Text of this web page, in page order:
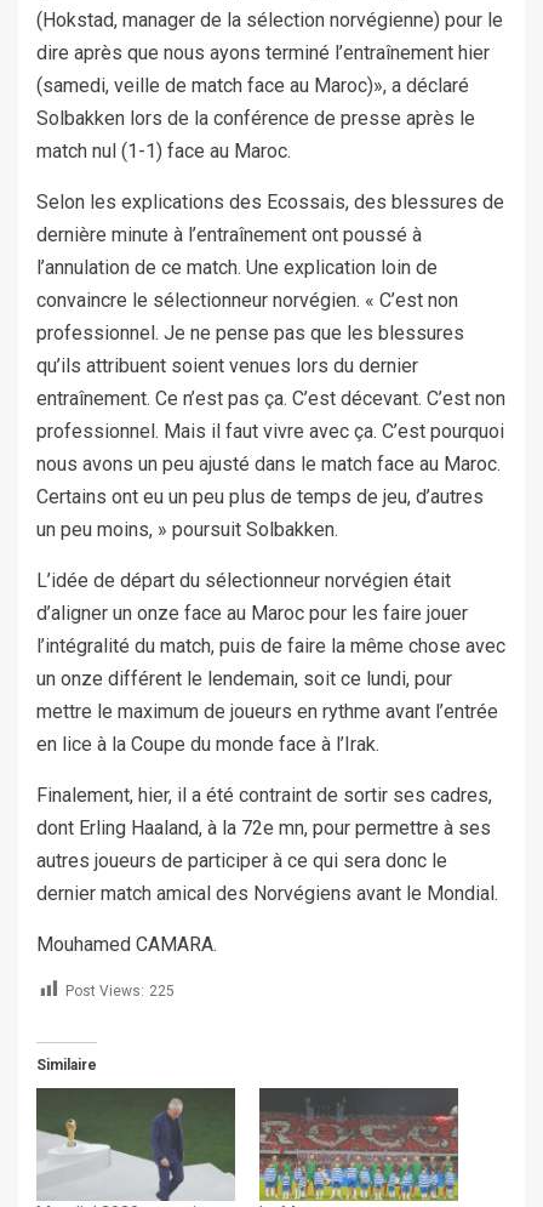
(Hokstad, manager de la sélection norvégienne) pour le
dire après que nous ayons terminé l’entraînement hier
(samedi, veille de match face au Maroc)», a déclaré
Solbakken lors de la conférence de presse après le
match nul (1-1) face au Maroc.
Selon les explications des Ecossais, des blessures de
dernière minute à l’entraînement ont poussé à
l’annulation de ce match. Une explication loin de
convaincre le sélectionneur norvégien. « C’est non
professionnel. Je ne pense pas que les blessures
qu’ils attribuent soient venues lors du dernier
entraînement. Ce n’est pas ça. C’est décevant. C’est non
professionnel. Mais il faut vivre avec ça. C’est pourquoi
nous avons un peu ajusté dans le match face au Maroc.
Certains ont eu un peu plus de temps de jeu, d’autres
un peu moins, » poursuit Solbakken.
L’idée de départ du sélectionneur norvégien était
d’aligner un onze face au Maroc pour les faire jouer
l’intégralité du match, puis de faire la même chose avec
un onze différent le lendemain, soit ce lundi, pour
mettre le maximum de joueurs en rythme avant l’entrée
en lice à la Coupe du monde face à l’Irak.
Finalement, hier, il a été contraint de sortir ses cadres,
dont Erling Haaland, à la 72e mn, pour permettre à ses
autres joueurs de participer à ce qui sera donc le
dernier match amical des Norvégiens avant le Mondial.
Mouhamed CAMARA.
Post Views: 225
Similaire